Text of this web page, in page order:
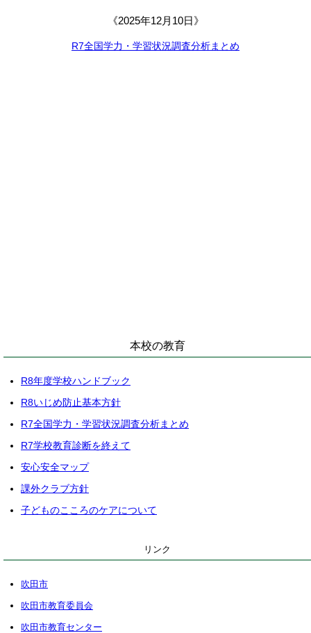
《2025年12月10日》
R7全国学力・学習状況調査分析まとめ
本校の教育
R8年度学校ハンドブック
R8いじめ防止基本方針
R7全国学力・学習状況調査分析まとめ
R7学校教育診断を終えて
安心安全マップ
課外クラブ方針
子どものこころのケアについて
リンク
吹田市
吹田市教育委員会
吹田市教育センター